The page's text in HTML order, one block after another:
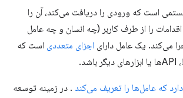
است که ورودی را دریافت می‌کند، آن را
را از طرف کاربر (چه انسان و چه عامل
یک عامل دارایاجزای متعددیاست که
عامل‌ها را تعریف می‌کند . در زمینه توسعه